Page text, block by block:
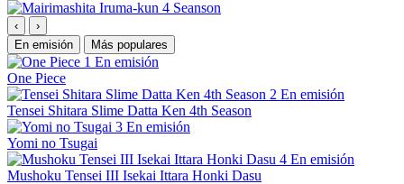
‹
›
En emisión
Más populares
1 En emisión
One Piece
2 En emisión
Tensei Shitara Slime Datta Ken 4th Season
3 En emisión
Yomi no Tsugai
4 En emisión
Mushoku Tensei III Isekai Ittara Honki Dasu